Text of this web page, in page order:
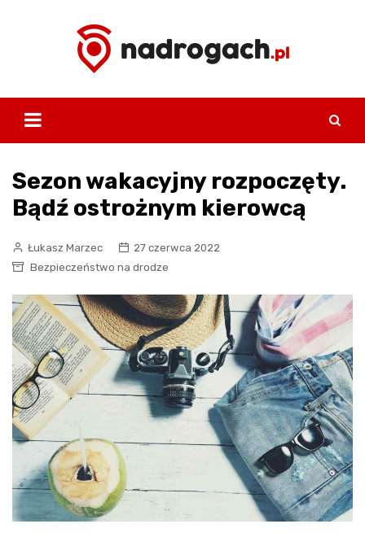
Sezon wakacyjny rozpoczęty.
Bądź ostrożnym kierowcą
Łukasz Marzec
27 czerwca 2022
Bezpieczeństwo na drodze